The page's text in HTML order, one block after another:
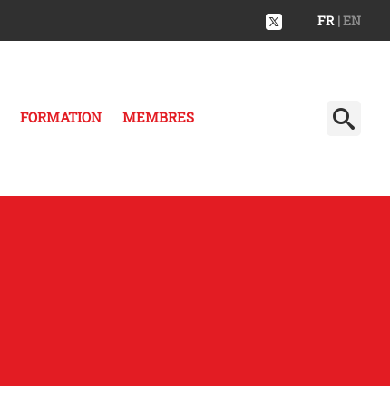
FR | EN
FORMATION MEMBRES